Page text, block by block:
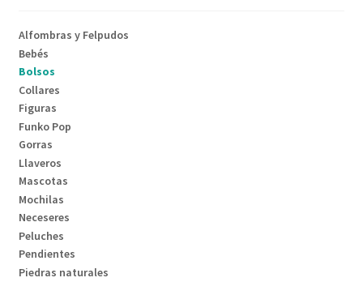
Alfombras y Felpudos
Bebés
Bolsos
Collares
Figuras
Funko Pop
Gorras
Llaveros
Mascotas
Mochilas
Neceseres
Peluches
Pendientes
Piedras naturales